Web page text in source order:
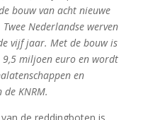
bouw van acht nieuwe
Nederlandse werven
vijf jaar. Met de bouw is
9,5 miljoen euro en wordt
en
KNRM.